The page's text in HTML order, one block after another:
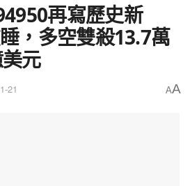
再寫歷史新
，多空雙殺13.7萬
元
21 AA